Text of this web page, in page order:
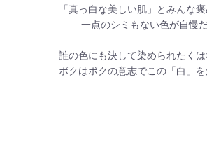
「真っ白な美しい肌」とみんな
一点のシミもない色が自慢
誰の色にも決して染められたく
ボクはボクの意志でこの「白」